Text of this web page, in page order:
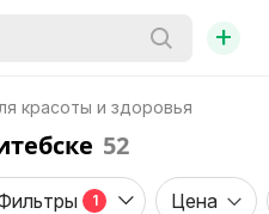
+
красоты и здоровья
52
1 Цена